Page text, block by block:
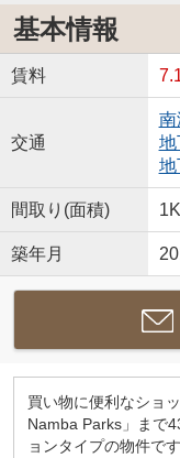
基本情報
賃料
交通
南
地
地
間取り(面積)
築年月
買い物に便利なショ
Namba Parks」まで
ョンタイプの物件で